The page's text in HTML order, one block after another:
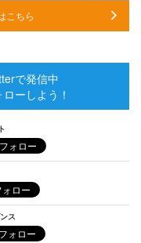
こちら
で発信中
ーしよう！
ス